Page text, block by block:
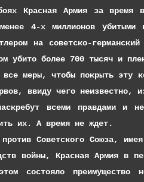
Красная Армия за
4-х миллионов убитыми
на советско-
убито более 700 тысяч и
чтобы покрыть эту
ввиду чего
всеми правдами и
их. А время не ждет.
Советского Союза, имея
войны, Красная Армия в
состояло преимущество